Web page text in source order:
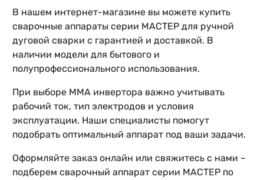
В нашем интернет-магазине вы можете купить
сварочные аппараты серии МАСТЕР для ручной
дуговой сварки с гарантией и доставкой. В
наличии модели для бытового и
полупрофессионального использования.
При выборе MMA инвертора важно учитывать
рабочий ток, тип электродов и условия
эксплуатации. Наши специалисты помогут
подобрать оптимальный аппарат под ваши задачи.
Оформляйте заказ онлайн или свяжитесь с нами –
подберем сварочный аппарат серии МАСТЕР по